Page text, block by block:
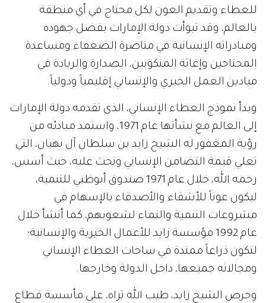
للعطاء وتقديم العون لكل محتاج في أي منطقة
بالعالم، وقد تبوأت دولة الإمارات بفضل جهوده
ومبادراته الإنسانية في مناصرة الضعفاء ومساعدة
المحتاجين وإغاثة المنكوبين، الصدارة والريادة في
ميادين العمل الخيري والإنساني إقليمياً ودولياً.
وبدأ نموذج العطاء الإنساني، الذي تقدمه دولة الإمارات
إلى العالم مع نشأتها عام 1971، واستمد مبادئه من
رؤية المغفور له الشيخ زايد بن سلطان آل نهيان، التي
تعلي قيمة التضامن الإنساني وتحث عليه، حيث أسس،
رحمه الله، خلال عام 1971 صندوق أبوظبي للتنمية،
ليكون عوناً للأشقاء والأصدقاء بالإسهام في
مشروعات التنمية والنماء لشعوبهم، كما أنشأ خلال
عام 1992 مؤسسة زايد للأعمال الخيرية والإنسانية؛
لتكون ذراعاً ممتدة في ساحات العطاء الإنساني
ومجالاته جميعها، داخل الدولة وخارجها.
وحرص الشيخ زايد، طيب الله ثراه، على مأسسة قطاع